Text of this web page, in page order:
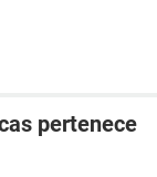
pertenece